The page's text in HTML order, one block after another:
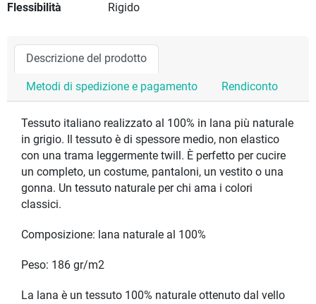
Flessibilità Rigido
Descrizione del prodotto
Metodi di spedizione e pagamento Rendiconto
Tessuto italiano realizzato al 100% in lana più naturale
in grigio. Il tessuto è di spessore medio, non elastico
con una trama leggermente twill. È perfetto per cucire
un completo, un costume, pantaloni, un vestito o una
gonna. Un tessuto naturale per chi ama i colori
classici.
Composizione: lana naturale al 100%
Peso: 186 gr/m2
La lana è un tessuto 100% naturale ottenuto dal vello